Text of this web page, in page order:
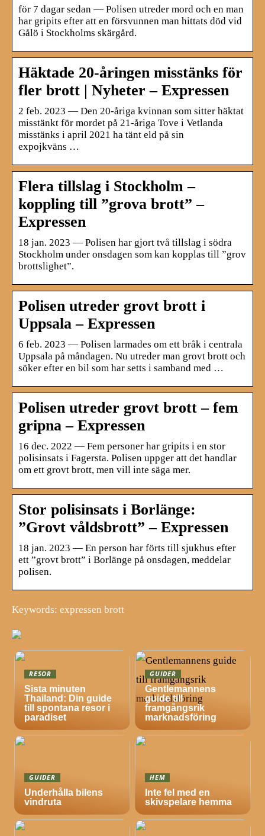
för 7 dagar sedan — Polisen utreder mord och en man
har gripits efter att en försvunnen man hittats död vid
Gålö i Stockholms skärgård.
Häktade 20-åringen misstänks för
fler brott | Nyheter – Expressen
2 feb. 2023 — Den 20-åriga kvinnan som sitter häktat
misstänkt för mordet på 21-åriga Tove i Vetlanda
misstänks i april 2021 ha tänt eld på sin
expojkväns …
Flera tillslag i Stockholm –
koppling till ”grova brott” –
Expressen
18 jan. 2023 — Polisen har gjort två tillslag i södra
Stockholm under onsdagen som kan kopplas till ”grov
brottslighet”.
Polisen utreder grovt brott i
Uppsala – Expressen
6 feb. 2023 — Polisen larmades om ett bråk i centrala
Uppsala på måndagen. Nu utreder man grovt brott och
söker efter en bil som har setts i samband med …
Polisen utreder grovt brott – fem
gripna – Expressen
16 dec. 2022 — Fem personer har gripits i en stor
polisinsats i Fagersta. Polisen uppger att det handlar
om ett grovt brott, men vill inte säga mer.
Stor polisinsats i Borlänge:
”Grovt våldsbrott” – Expressen
18 jan. 2023 — En person har förts till sjukhus efter
ett ”grovt brott” i Borlänge på onsdagen, meddelar
polisen.
Keywords: expressen brott
RESOR
Sista minuten
Thailand: Din guide
till spontana resor i
paradiset
GUIDER
Gentlemannens
guide till
framgångsrik
marknadsföring
GUIDER
Underhålla bilens
vindruta
HEM
Inte fel med en
skivspelare hemma